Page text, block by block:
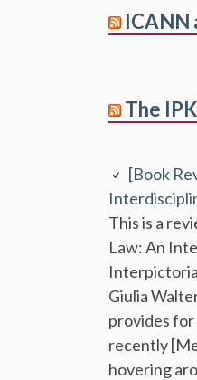
ICANN
The
[Book
This is a
Law: An
Giulia
provides for
recently
hovering